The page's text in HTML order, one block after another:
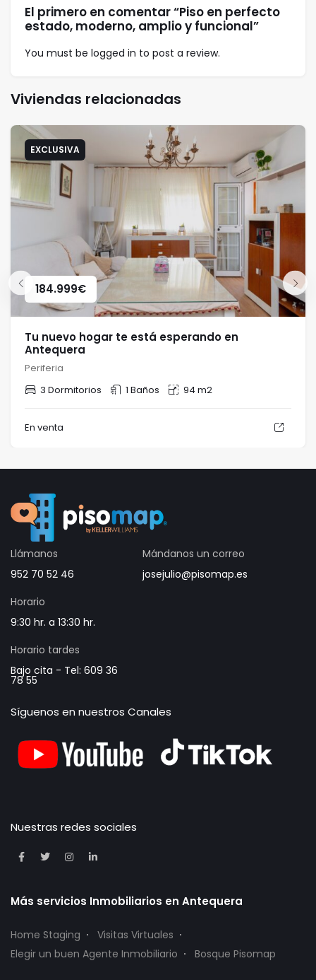
El primero en comentar “Piso en perfecto
estado, moderno, amplio y funcional”
You must be logged in to post a review.
Viviendas relacionadas
EXCLUSIVA
184.999€
Tu nuevo hogar te está esperando en
Antequera
Periferia
3 Dormitorios
1 Baños 94 m2
En venta
Llámanos
952 70 52 46
Mándanos un correo
josejulio@pisomap.es
Horario
9:30 hr. a 13:30 hr.
Horario tardes
Bajo cita - Tel: 609 36
78 55
Síguenos en nuestros Canales
Nuestras redes sociales
Más servicios Inmobiliarios en Antequera
Home Staging
Visitas Virtuales
Elegir un buen Agente Inmobiliario
Bosque Pisomap